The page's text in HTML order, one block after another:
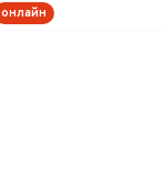
онлайн